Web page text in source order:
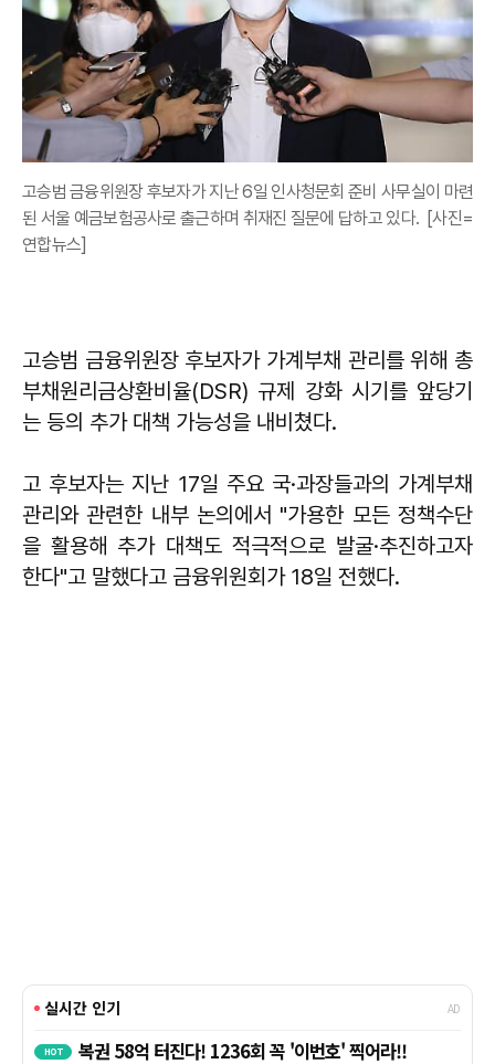
고승범 금융위원장 후보자가 지난 6일 인사청문회 준비 사무실이 마련
된 서울 예금보험공사로 출근하며 취재진 질문에 답하고 있다. [사진=
연합뉴스]
고승범 금융위원장 후보자가 가계부채 관리를 위해 총
부채원리금상환비율(DSR) 규제 강화 시기를 앞당기
는 등의 추가 대책 가능성을 내비쳤다.
고 후보자는 지난 17일 주요 국·과장들과의 가계부채
관리와 관련한 내부 논의에서 "가용한 모든 정책수단
을 활용해 추가 대책도 적극적으로 발굴·추진하고자
한다"고 말했다고 금융위원회가 18일 전했다.